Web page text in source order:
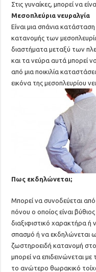
Στις γυναίκες, μπορεί να
Μεσοπλεύρια νευραλγία
Είναι μια σπάνια
κατανομής των
διαστήματα μεταξύ των
και τα νεύρα αυτά μπορεί
από μια ποικιλία
εικόνα της μεσοπλευρίου
Πως εκδηλώνεται;
Μπορεί να συνοδεύεται
πόνου ο οποίος είναι
διαξιφιστικό χαρακτήρα ή
σπασμό ή να εκδηλώνεται
ζωστηροειδή κατανομή
μπορεί να επιδεινώνεται
το ανώτερο θωρακικό